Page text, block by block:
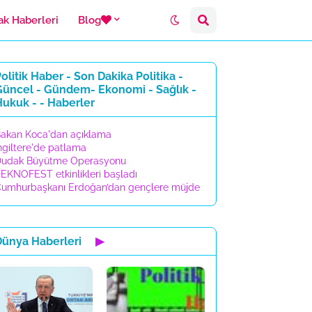
Haberleri Blog
Haber - Son Dakika Politika -
- Gündem- Ekonomi - Sağlık -
- - Haberler
Koca'dan açıklama
patlama
Büyütme Operasyonu
etkinlikleri başladı
Erdoğan’dan gençlere müjde
Haberleri ▶